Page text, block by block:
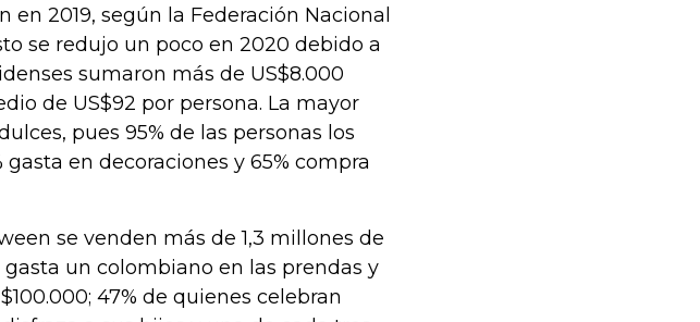
2019, según la Federación Nacional
se redujo un poco en 2020 debido a
sumaron más de US$8.000
de US$92 por persona. La mayor
pues 95% de las personas los
en decoraciones y 65% compra
se venden más de 1,3 millones de
un colombiano en las prendas y
47% de quienes celebran